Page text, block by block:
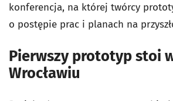
konferencja, na której twórcy
o postępie prac i planach na
Pierwszy prototyp stoi
Wrocławiu